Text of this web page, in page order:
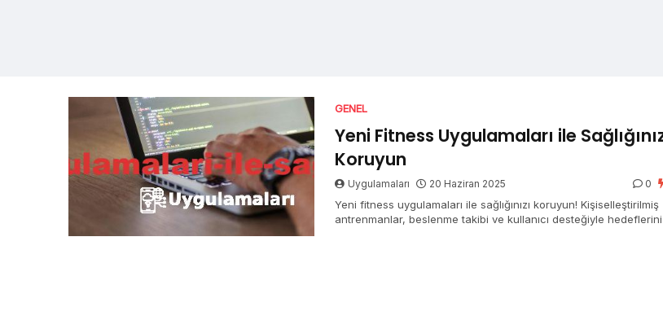
GENEL
Yeni Fitness Uygulamaları ile
Koruyun
Uygulamaları 20 Haziran 2025 0
Yeni fitness uygulamaları ile sağlığınızı koruyun! Kişiselleştirilmiş
antrenmanlar, beslenme takibi ve kullanıcı desteğiyle